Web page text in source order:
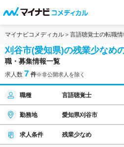
マイナビコメディカル 言語聴覚士の転職情
刈谷市(愛知県)の残業少なめ
職・募集情報一覧
求人数 7 件※非公開求人を除く
職種 言語聴覚士
勤務地 愛知県刈谷市
求人条件 残業少なめ